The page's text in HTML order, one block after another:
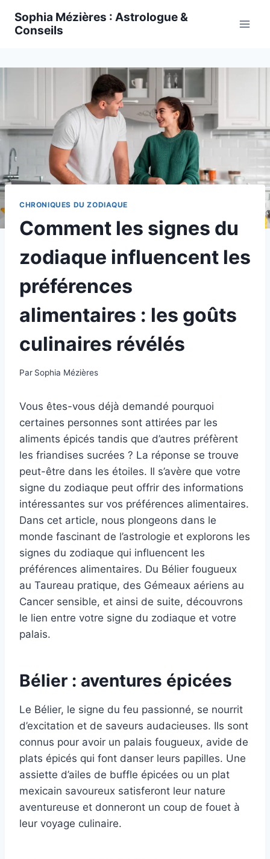
Sophia Mézières : Astrologue &
Conseils
CHRONIQUES DU ZODIAQUE
Comment les signes du
zodiaque influencent les
préférences
alimentaires : les goûts
culinaires révélés
Par Sophia Mézières
Vous êtes-vous déjà demandé pourquoi
certaines personnes sont attirées par les
aliments épicés tandis que d’autres préfèrent
les friandises sucrées ? La réponse se trouve
peut-être dans les étoiles. Il s’avère que votre
signe du zodiaque peut offrir des informations
intéressantes sur vos préférences alimentaires.
Dans cet article, nous plongeons dans le
monde fascinant de l’astrologie et explorons les
signes du zodiaque qui influencent les
préférences alimentaires. Du Bélier fougueux
au Taureau pratique, des Gémeaux aériens au
Cancer sensible, et ainsi de suite, découvrons
le lien entre votre signe du zodiaque et votre
palais.
Bélier : aventures épicées
Le Bélier, le signe du feu passionné, se nourrit
d’excitation et de saveurs audacieuses. Ils sont
connus pour avoir un palais fougueux, avide de
plats épicés qui font danser leurs papilles. Une
assiette d’ailes de buffle épicées ou un plat
mexicain savoureux satisferont leur nature
aventureuse et donneront un coup de fouet à
leur voyage culinaire.